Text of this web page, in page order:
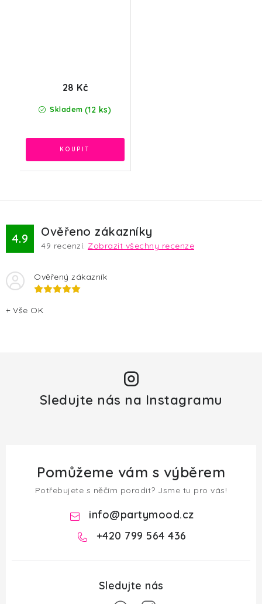
Skladem (12 ks)
28 Kč
4.9 Ověřeno zákazníky
49 recenzí. Zobrazit všechny recenze
Ověřený zákazník
+ Vše OK
Sledujte nás na Instagramu
Pomůžeme vám s výběrem
Potřebujete s něčím poradit? Jsme tu pro vás!
info@partymood.cz
+420 799 564 436